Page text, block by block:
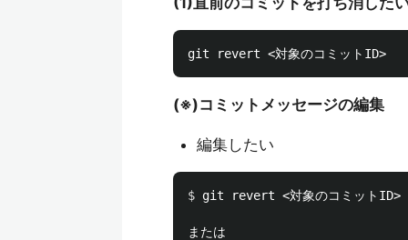
(※)コミットメッセージの編集
編集したい
$ git revert <対象のコミットID>
または